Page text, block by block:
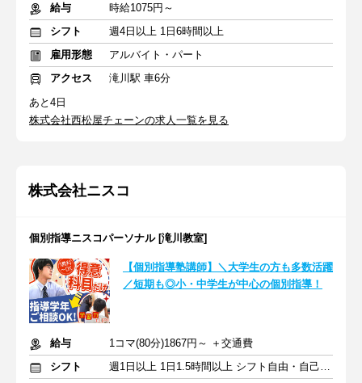
給与
時給1075円～
シフト
週4日以上 1日6時間以上
雇用形態
アルバイト・パート
アクセス
滝川駅 車6分
あと4日
株式会社西松屋チェーンの求人一覧を見る
株式会社ニスコ
個別指導ニスコパーソナル [滝川教室]
【個別指導塾講師】＼大学生の方も多数活躍
／短期も◎小・中学生が中心の個別指導！
給与
1コマ(80分)1867円～ ＋交通費
シフト
週1日以上 1日1.5時間以上 シフト自由・自己申告